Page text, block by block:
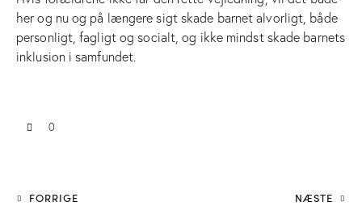
her og nu og på længere sigt skade barnet alvorligt, både
personligt, fagligt og socialt, og ikke mindst skade barnets
inklusion i samfundet.
0
FORRIGE NÆSTE